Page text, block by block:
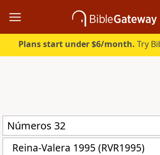
Plans start under $6/month. Try
Reina-Valera 1995 (RVR1995)